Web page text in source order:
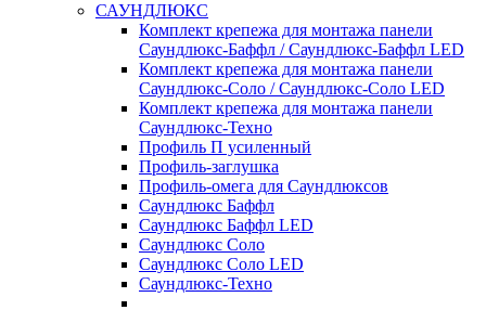
САУНДЛЮКС
Комплект крепежа для монтажа панели
Саундлюкс-Баффл / Саундлюкс-Баффл LED
Комплект крепежа для монтажа панели
Саундлюкс-Соло / Саундлюкс-Соло LED
Комплект крепежа для монтажа панели
Саундлюкс-Техно
Профиль П усиленный
Профиль-заглушка
Профиль-омега для Саундлюксов
Саундлюкс Баффл
Саундлюкс Баффл LED
Саундлюкс Соло
Саундлюкс Соло LED
Саундлюкс-Техно